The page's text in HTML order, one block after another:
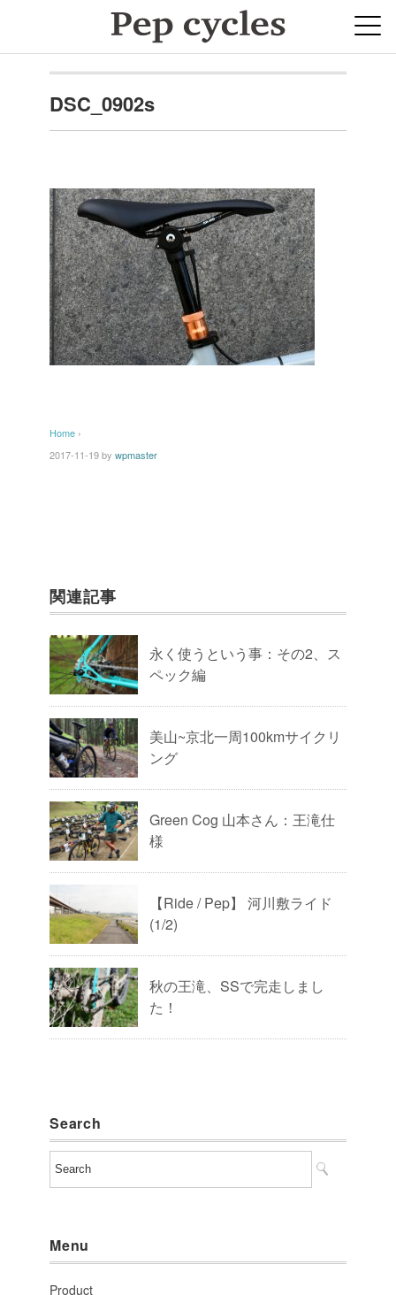
DSC_0902s
Home ›
2017-11-19by wpmaster
関連記事
永く使うという事：その2、ス
ペック編
美山~京北一周100kmサイクリ
ング
Green Cog 山本さん：王滝仕
様
【Ride / Pep】 河川敷ライド
(1/2)
秋の王滝、SSで完走しまし
た！
Search
Menu
Product